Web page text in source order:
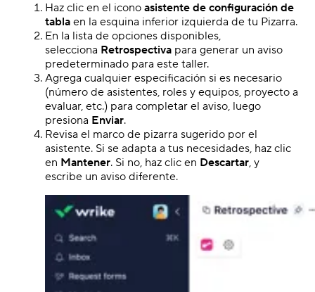
Haz clic en el icono asistente de configuración de
tabla en la esquina inferior izquierda de tu Pizarra.
En la lista de opciones disponibles,
selecciona Retrospectiva para generar un aviso
predeterminado para este taller.
Agrega cualquier especificación si es necesario
(número de asistentes, roles y equipos, proyecto a
evaluar, etc.) para completar el aviso, luego
presiona Enviar.
Revisa el marco de pizarra sugerido por el
asistente. Si se adapta a tus necesidades, haz clic
en Mantener. Si no, haz clic en Descartar, y
escribe un aviso diferente.